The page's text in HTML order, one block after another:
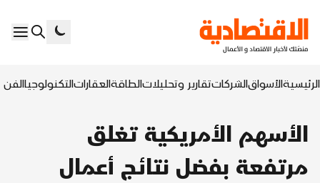
الرئيسيةالأسواقالشركاتتقارير وتحليلاتالطاقةالعقاراتالتكنولوجياالفن
الأسهم الأمريكية تغلق
مرتفعة بفضل نتائج أعمال